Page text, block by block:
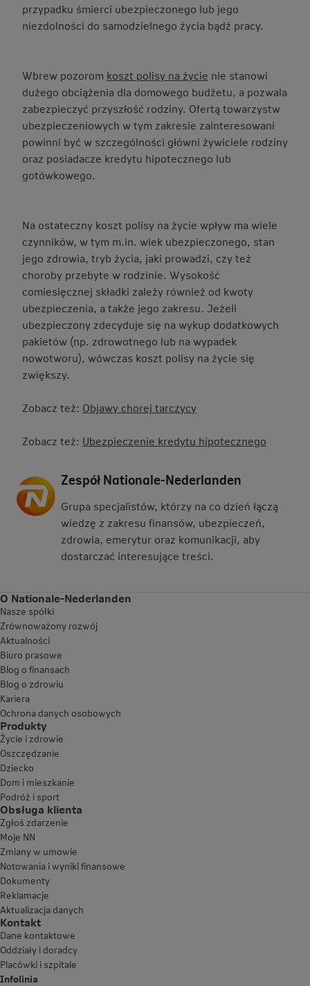
przypadku śmierci ubezpieczonego lub jego
niezdolności do samodzielnego życia bądź pracy.
Wbrew pozorom koszt polisy na życie nie stanowi
dużego obciążenia dla domowego budżetu, a pozwala
zabezpieczyć przyszłość rodziny. Ofertą towarzystw
ubezpieczeniowych w tym zakresie zainteresowani
powinni być w szczególności główni żywiciele rodziny
oraz posiadacze kredytu hipotecznego lub
gotówkowego.
Na ostateczny koszt polisy na życie wpływ ma wiele
czynników, w tym m.in. wiek ubezpieczonego, stan
jego zdrowia, tryb życia, jaki prowadzi, czy też
choroby przebyte w rodzinie. Wysokość
comiesięcznej składki zależy również od kwoty
ubezpieczenia, a także jego zakresu. Jeżeli
ubezpieczony zdecyduje się na wykup dodatkowych
pakietów (np. zdrowotnego lub na wypadek
nowotworu), wówczas koszt polisy na życie się
zwiększy.
Zobacz też: Objawy chorej tarczycy
Zobacz też: Ubezpieczenie kredytu hipotecznego
Zespół Nationale-Nederlanden
Grupa specjalistów, którzy na co dzień łączą
wiedzę z zakresu finansów, ubezpieczeń,
zdrowia, emerytur oraz komunikacji, aby
dostarczać interesujące treści.
O Nationale-Nederlanden
Nasze spółki
Zrównoważony rozwój
Aktualności
Biuro prasowe
Blog o finansach
Blog o zdrowiu
Kariera
Ochrona danych osobowych
Produkty
Życie i zdrowie
Oszczędzanie
Dziecko
Dom i mieszkanie
Podróż i sport
Obsługa klienta
Zgłoś zdarzenie
Moje NN
Zmiany w umowie
Notowania i wyniki finansowe
Dokumenty
Reklamacje
Aktualizacja danych
Kontakt
Dane kontaktowe
Oddziały i doradcy
Placówki i szpitale
Infolinia